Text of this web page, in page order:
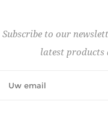
Subscribe to our
latest products